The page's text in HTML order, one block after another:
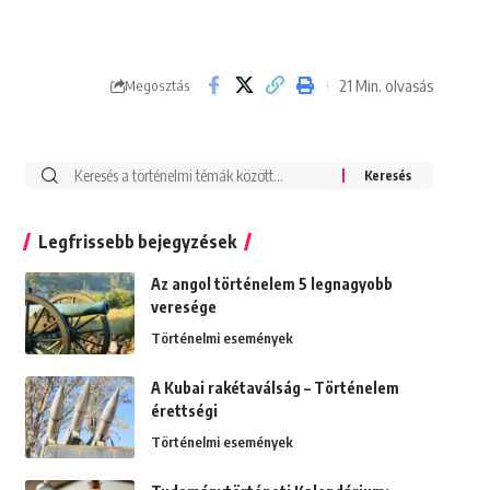
Megosztás 21 Min. olvasás
Search
Legfrissebb bejegyzések
Az angol történelem 5 legnagyobb
veresége
Történelmi események
A Kubai rakétaválság – Történelem
érettségi
Történelmi események